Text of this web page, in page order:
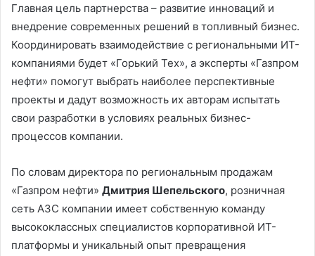
Главная цель партнерства – развитие инноваций и
внедрение современных решений в топливный бизнес.
Координировать взаимодействие с региональными ИТ-
компаниями будет «Горький Тех», а эксперты «Газпром
нефти» помогут выбрать наиболее перспективные
проекты и дадут возможность их авторам испытать
свои разработки в условиях реальных бизнес-
процессов компании.
По словам директора по региональным продажам
«Газпром нефти» Дмитрия Шепельского, розничная
сеть АЗС компании имеет собственную команду
высококлассных специалистов корпоративной ИТ-
платформы и уникальный опыт превращения